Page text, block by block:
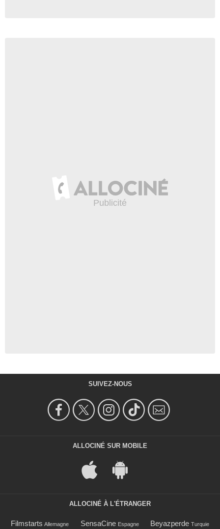
SUIVEZ-NOUS
ALLOCINÉ SUR MOBILE
ALLOCINÉ À L'ÉTRANGER
Filmstarts Allemagne SensaCine Espagne Beyazperde Turquie